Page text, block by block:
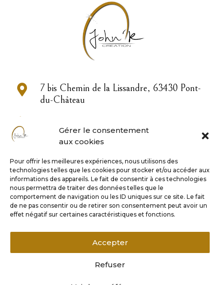
Gérer le consentement
aux cookies
Pour offrir les meilleures expériences, nous utilisons des
technologies telles que les cookies pour stocker et/ou accéder aux
informations des appareils. Le fait de consentir à ces technologies
nous permettra de traiter des données telles que le
comportement de navigation ou les ID uniques sur ce site. Le fait
de ne pas consentir ou de retirer son consentement peut avoir un
effet négatif sur certaines caractéristiques et fonctions.
Accepter
Refuser

7 bis Chemin de la Lissandre, 63430 Pont-
du-Château

contact@john-or.fr

Horaires
Mardi au vendredi 9h – 18h